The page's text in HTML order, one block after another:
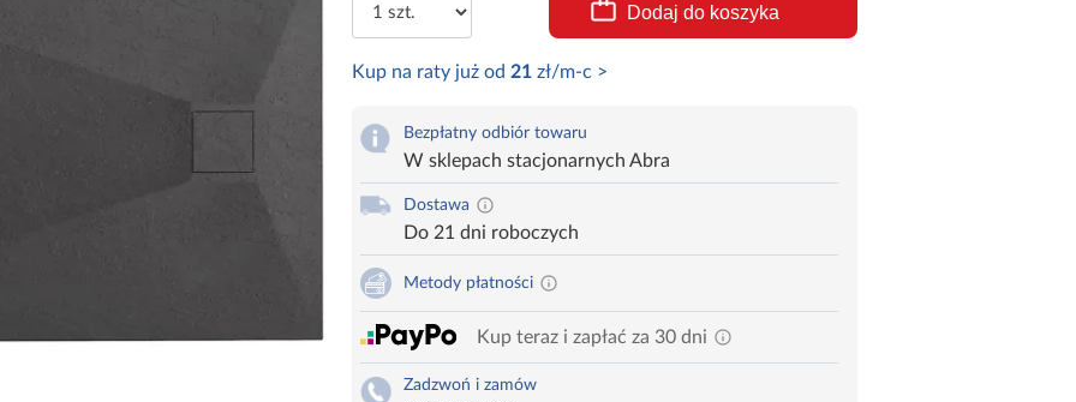
Dodaj do koszyka
Kup na raty już od 21zł/m-c >
Bezpłatny odbiór towaru
W sklepach stacjonarnych Abra
Dostawa
Do 21 dni roboczych
Metody płatności
Kup teraz i zapłać za 30 dni
Zadzwoń i zamów